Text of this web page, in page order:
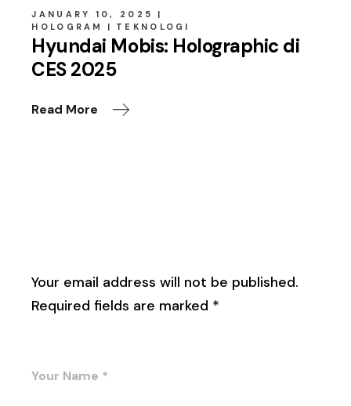
JANUARY 10, 2025
HOLOGRAM
TEKNOLOGI
Hyundai Mobis: Holographic di
CES 2025
Read More
Your email address will not be published.
Required fields are marked *